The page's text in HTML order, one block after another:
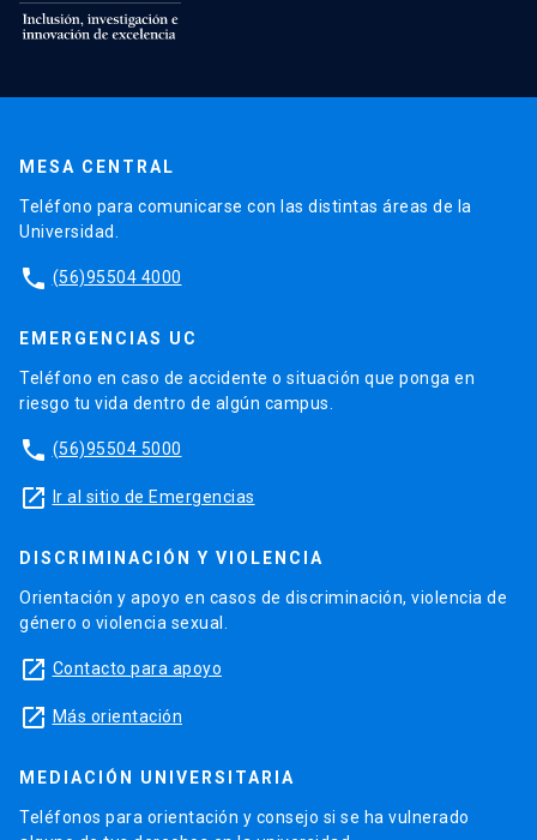
MESA CENTRAL
Teléfono para comunicarse con las distintas áreas de la
Universidad.
phone (56)95504 4000
EMERGENCIAS UC
Teléfono en caso de accidente o situación que ponga en
riesgo tu vida dentro de algún campus.
phone (56)95504 5000
launch Ir al sitio de Emergencias
DISCRIMINACIÓN Y VIOLENCIA
Orientación y apoyo en casos de discriminación, violencia de
género o violencia sexual.
launch Contacto para apoyo
launch Más orientación
MEDIACIÓN UNIVERSITARIA
Teléfonos para orientación y consejo si se ha vulnerado